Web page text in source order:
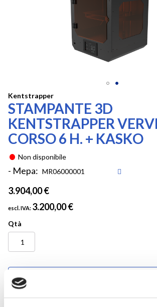
Vai
all'inizio
della
galleria
di
immagini
Kentstrapper
STAMPANTE 3D
KENTSTRAPPER
CORSO 6 H. + KASKO
3.904,00 €
3.200,00 €
Non disponibile
- Mepa:
Qtà